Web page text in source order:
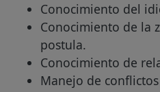
Conocimiento del
Conocimiento de la
postula.
Conocimiento de
Manejo de